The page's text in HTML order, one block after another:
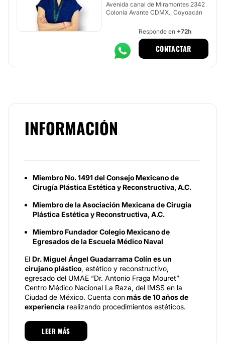
Avenida canal de Miramontes 2342
Colonia Avante CDMX., Coyoacán
Responde en +72h
CONTACTAR
INFORMACIÓN
Miembro No. 1491 del Consejo Mexicano de
Cirugía Plástica Estética y Reconstructiva, A.C.
Miembro de la Asociación Mexicana de Cirugía
Plástica Estética y Reconstructiva, A.C.
Miembro Fundador Colegio Mexicano de
Egresados de la Escuela Médico Naval
El Dr. Miguel Ángel Guadarrama Colín es un
cirujano plástico, estético y reconstructivo,
egresado del UMAE “Dr. Antonio Fraga Mouret”
Centro Médico Nacional La Raza, del IMSS en la
Ciudad de México. Cuenta conmás de 10 años de
experiencia realizando procedimientos estéticos.
Actualmente, es docente en la Escuela Médico Naval,
así como en el Hospital General Naval de Alta
LEER MÁS